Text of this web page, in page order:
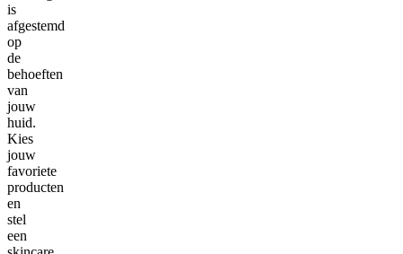
is
afgestemd
op
de
behoeften
van
jouw
huid.
Kies
jouw
favoriete
producten
en
stel
een